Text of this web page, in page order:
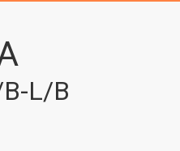
L/B